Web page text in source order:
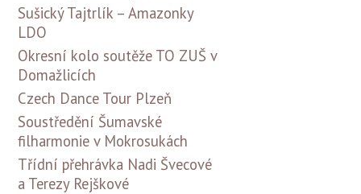
Sušický Tajtrlík – Amazonky
LDO
Okresní kolo soutěže TO ZUŠ v
Domažlicích
Czech Dance Tour Plzeň
Soustředění Šumavské
filharmonie v Mokrosukách
Třídní přehrávka Nadi Švecové
a Terezy Rejškové